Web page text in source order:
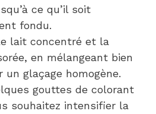
ce qu’il soit
fondu.
lait concentré et la
en mélangeant bien
un glaçage homogène.
gouttes de colorant
souhaitez intensifier la